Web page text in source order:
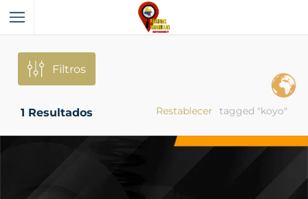
Filtros
1 Resultados tagged "koyo"
Restablecer